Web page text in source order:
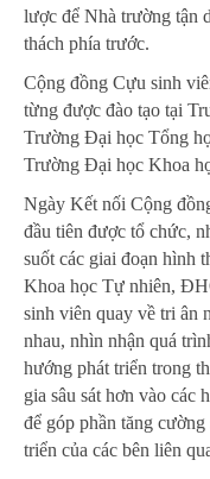
lược để Nhà trường tận
thách phía trước.
Cộng đồng Cựu sinh
từng được đào tạo tại
Trường Đại học Tổng
Trường Đại học Khoa
Ngày Kết nối Cộng
đầu tiên được tổ chức,
suốt các giai đoạn hình
Khoa học Tự nhiên,
sinh viên quay về tri ân
nhau, nhìn nhận quá
hướng phát triển trong
gia sâu sát hơn vào các
để góp phần tăng
triển của các bên liên